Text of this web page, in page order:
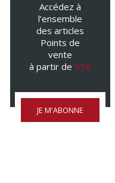
Accédez à
l’ensemble
des articles
Points de
vente
à partir de 95€
JE M'ABONNE